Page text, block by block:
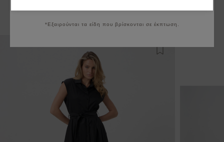
Προσθήκη στη
*Εξαιρούνται τα είδη που βρίσκονται σε έκπτωση.